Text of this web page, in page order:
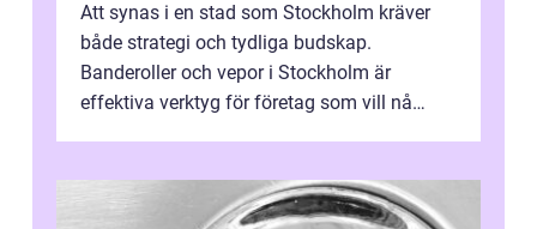
Att synas i en stad som Stockholm kräver
både strategi och tydliga budskap.
Banderoller och vepor i Stockholm är
effektiva verktyg för företag som vill nå